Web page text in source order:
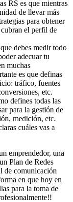
RS es que mientras
de llevar más
para obtener
el perfil de
debes medir todo
adecuar tu
muchas
es que definas
tráfico, fuentes
etc.
defines todas las
para la gestión de
medición, etc.
cuáles vas a
emprendedor, una
Plan de Redes
de comunicación
en que hoy en
para la toma de